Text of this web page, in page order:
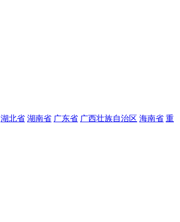
湖北省 湖南省 广东省 广西壮族自治区 海南省 重